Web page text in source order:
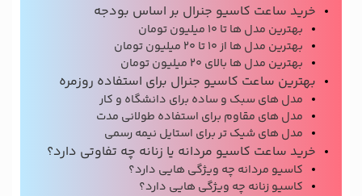
خرید ساعت کاسیو جنرال بر اساس بودجه
بهترین مدل ها تا 10 میلیون تومان
بهترین مدل ها از 10 تا 20 میلیون تومان
بهترین مدل ها بالای 20 میلیون تومان
بهترین ساعت کاسیو جنرال برای استفاده روزمره
مدل های سبک و ساده برای دانشگاه و کار
مدل های مقاوم برای استفاده طولانی مدت
مدل های شیک تر برای استایل نیمه رسمی
خرید ساعت کاسیو مردانه یا زنانه چه تفاوتی دارد؟
کاسیو مردانه چه ویژگی هایی دارد؟
کاسیو زنانه چه ویژگی هایی دارد؟